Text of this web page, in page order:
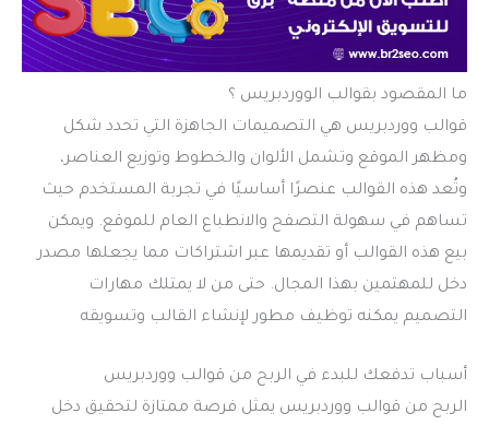
ما المقصود بقوالب الووردبريس ؟
قوالب ووردبريس هي التصميمات الجاهزة التي تحدد شكل
ومظهر الموقع وتشمل الألوان والخطوط وتوزيع العناصر،
وتُعد هذه القوالب عنصرًا أساسيًا في تجربة المستخدم حيث
تساهم في سهولة التصفح والانطباع العام للموقع. ويمكن
بيع هذه القوالب أو تقديمها عبر اشتراكات مما يجعلها مصدر
دخل للمهتمين بهذا المجال. حتى من لا يمتلك مهارات
التصميم يمكنه توظيف مطور لإنشاء القالب وتسويقه
أسباب تدفعك للبدء في الربح من قوالب ووردبريس
الربح من قوالب ووردبريس يمثل فرصة ممتازة لتحقيق دخل